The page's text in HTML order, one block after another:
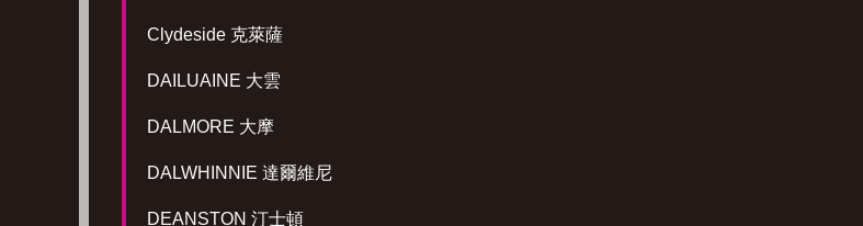
Clydeside 克萊薩
DAILUAINE 大雲
DALMORE 大摩
DALWHINNIE 達爾維尼
DEANSTON 汀士頓